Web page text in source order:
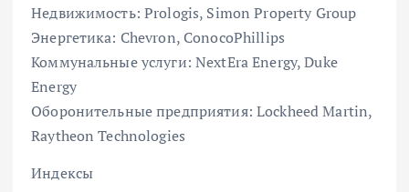
Недвижимость: Prologis, Simon Property Group
Энергетика: Chevron, ConocoPhillips
Коммунальные услуги: NextEra Energy, Duke
Energy
Оборонительные предприятия: Lockheed Martin,
Raytheon Technologies
Индексы